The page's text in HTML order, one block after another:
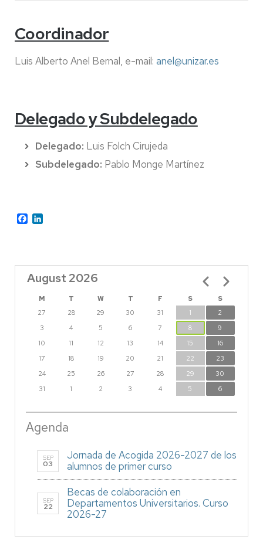
Coordinador
Luis Alberto Anel Bernal, e-mail: anel@unizar.es
Delegado y Subdelegado
Delegado: Luis Folch Cirujeda
Subdelegado: Pablo Monge Martínez
Facebook
August 2026
M T W T F S
S
27
28 29 30 31 1
2
3
4 5 6 7 8
9
10
11 12 13 14 15
16
17
18 19 20 21 22
23
24
25 26 27 28 29
30
31
1 2 3 4 5 6
Pagination
Agenda
SEP
03
Jornada de Acogida 2026-2027 de los
alumnos de primer curso
SEP
22
Becas de colaboración en
Departamentos Universitarios. Curso
2026-27